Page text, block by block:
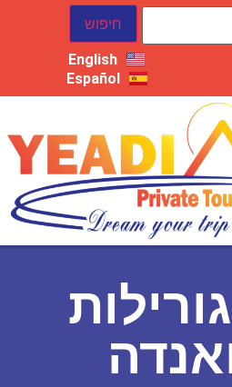
English
Español